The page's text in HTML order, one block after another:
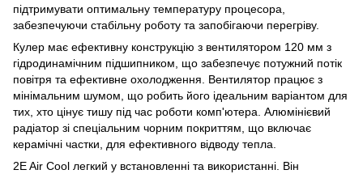
підтримувати оптимальну температуру процесора,
забезпечуючи стабільну роботу та запобігаючи перегріву.
Кулер має ефективну конструкцію з вентилятором 120 мм з
гідродинамічним підшипником, що забезпечує потужний потік
повітря та ефективне охолодження. Вентилятор працює з
мінімальним шумом, що робить його ідеальним варіантом для
тих, хто цінує тишу під час роботи комп'ютера. Алюмінієвий
радіатор зі спеціальним чорним покриттям, що включає
керамічні частки, для ефективного відводу тепла.
2E Air Cool легкий у встановленні та використанні. Він